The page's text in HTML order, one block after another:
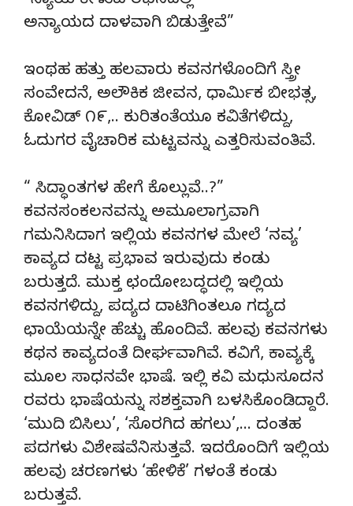
ಅನ್ಯಾಯದ ದಾಳವಾಗಿ ಬಿಡುತ್ತೇವೆ”
ಇಂಥಹ ಹತ್ತು ಹಲವಾರು ಕವನಗಳೊಂದಿಗೆ ಸ್ತ್ರೀ
ಸಂವೇದನೆ, ಅಲೌಕಿಕ ಜೀವನ, ಧಾರ್ಮಿಕ ಬೀಭತ್ಸ,
ಕೋವಿಡ್ ೧೯,.. ಕುರಿತಂತೆಯೂ ಕವಿತೆಗಳಿದ್ದು,
ಓದುಗರ ವೈಚಾರಿಕ ಮಟ್ಟವನ್ನು ಎತ್ತರಿಸುವಂತಿವೆ.
“ ಸಿದ್ಧಾಂತಗಳ ಹೇಗೆ ಕೊಲ್ಲುವೆ..?”
ಕವನಸಂಕಲನವನ್ನು ಅಮೂಲಾಗ್ರವಾಗಿ
ಗಮನಿಸಿದಾಗ ಇಲ್ಲಿಯ ಕವನಗಳ ಮೇಲೆ ‘ನವ್ಯ’
ಕಾವ್ಯದ ದಟ್ಟ ಪ್ರಭಾವ ಇರುವುದು ಕಂಡು
ಬರುತ್ತದೆ. ಮುಕ್ತ ಛಂದೋಬದ್ಧದಲ್ಲಿ ಇಲ್ಲಿಯ
ಕವನಗಳಿದ್ದು, ಪದ್ಯದ ದಾಟಿಗಿಂತಲೂ ಗದ್ಯದ
ಛಾಯೆಯನ್ನೇ ಹೆಚ್ಚು ಹೊಂದಿವೆ. ಹಲವು ಕವನಗಳು
ಕಥನ ಕಾವ್ಯದಂತೆ ದೀರ್ಘವಾಗಿವೆ. ಕವಿಗೆ, ಕಾವ್ಯಕ್ಕೆ
ಮೂಲ ಸಾಧನವೇ ಭಾಷೆ. ಇಲ್ಲಿ ಕವಿ ಮಧುಸೂದನ
ರವರು ಭಾಷೆಯನ್ನು ಸಶಕ್ತವಾಗಿ ಬಳಸಿಕೊಂಡಿದ್ದಾರೆ.
‘ಮುದಿ ಬಿಸಿಲು’, ‘ಸೊರಗಿದ ಹಗಲು’,… ದಂತಹ
ಪದಗಳು ವಿಶೇಷವೆನಿಸುತ್ತವೆ. ಇದರೊಂದಿಗೆ ಇಲ್ಲಿಯ
ಹಲವು ಚರಣಗಳು ‘ಹೇಳಿಕೆ’ ಗಳಂತೆ ಕಂಡು
ಬರುತ್ತವೆ.